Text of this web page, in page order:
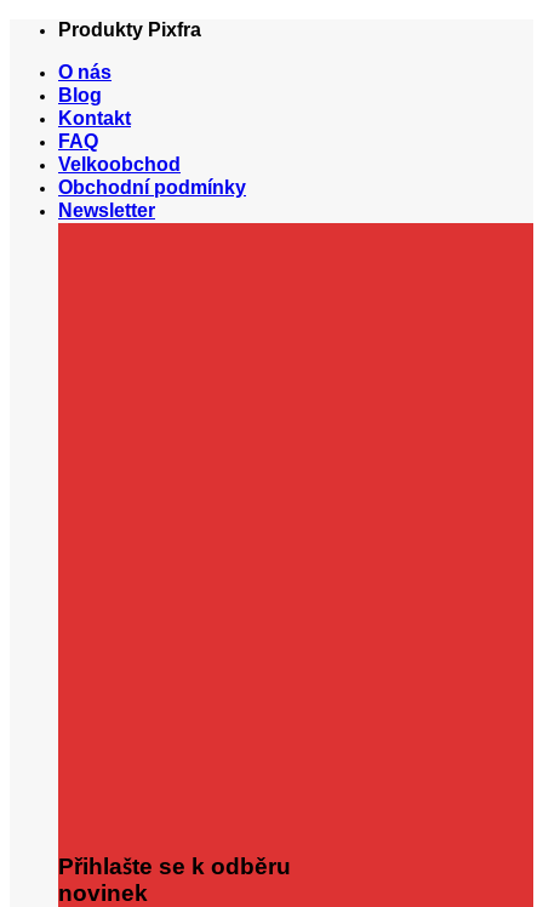
Přeskočit
obsah
Produkty Pixfra
O nás
Blog
Kontakt
FAQ
Velkoobchod
Obchodní podmínky
Newsletter
Přihlašte se k odběru
novinek